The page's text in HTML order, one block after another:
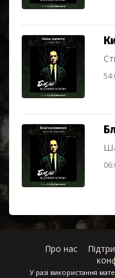
Про нас
У разі використання